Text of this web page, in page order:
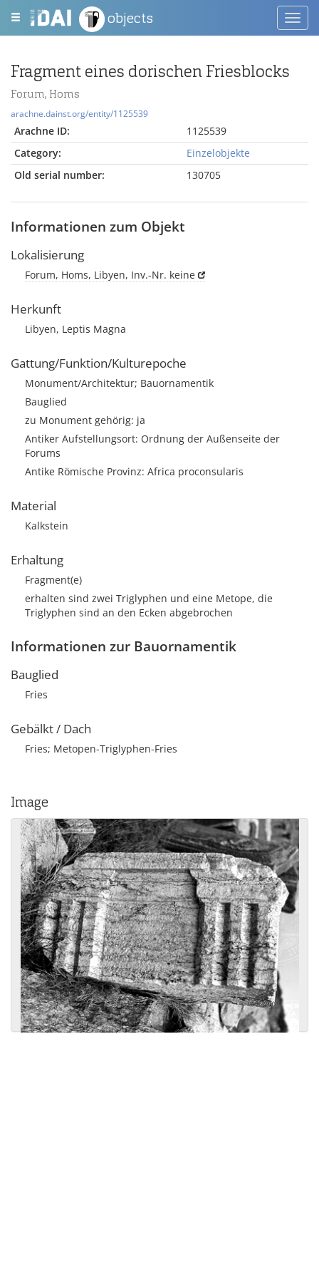
objects
Fragment eines dorischen Friesblocks
Forum, Homs
arachne.dainst.org/entity/1125539
Arachne ID:
1125539
Category:
Einzelobjekte
Old serial number:
130705
Informationen zum Objekt
Lokalisierung
Forum, Homs, Libyen, Inv.-Nr. keine
Herkunft
Libyen, Leptis Magna
Gattung/Funktion/Kulturepoche
Monument/Architektur; Bauornamentik
Bauglied
zu Monument gehörig: ja
Antiker Aufstellungsort: Ordnung der Außenseite der
Forums
Antike Römische Provinz: Africa proconsularis
Material
Kalkstein
Erhaltung
Fragment(e)
erhalten sind zwei Triglyphen und eine Metope, die
Triglyphen sind an den Ecken abgebrochen
Informationen zur Bauornamentik
Bauglied
Fries
Gebälkt / Dach
Fries; Metopen-Triglyphen-Fries
Image